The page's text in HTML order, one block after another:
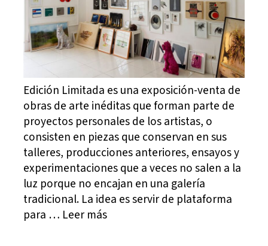
Edición Limitada es una exposición-venta de
obras de arte inéditas que forman parte de
proyectos personales de los artistas, o
consisten en piezas que conservan en sus
talleres, producciones anteriores, ensayos y
experimentaciones que a veces no salen a la
luz porque no encajan en una galería
tradicional. La idea es servir de plataforma
para … Leer más